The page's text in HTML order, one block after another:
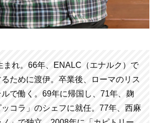
まれ。66年、ENALC（エナルク）で
ために渡伊。卒業後、ローマのリス
ルで働く。69年に帰国し、71年、麹
コラ」のシェフに就任。77年、西麻